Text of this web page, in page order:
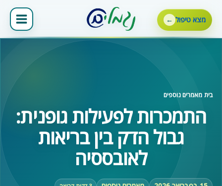
לתוכןמצא טיפול
בית‹מאמרים נוספים
התמכרות לפעילות גופנית:
גבול הדק בין בריאות
לאובססיה